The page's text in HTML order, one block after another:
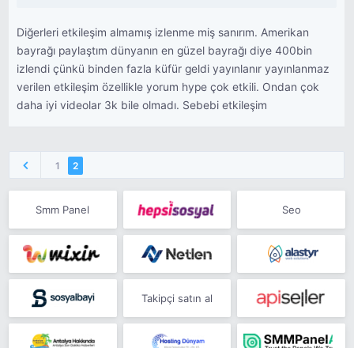
Diğerleri etkileşim almamış izlenme miş sanırım. Amerikan
bayrağı paylaştım dünyanın en güzel bayrağı diye 400bin
izlendi çünkü binden fazla küfür geldi yayınlanır yayınlanmaz
verilen etkileşim özellikle yorum hype çok etkili. Ondan çok
daha iyi videolar 3k bile olmadı. Sebebi etkileşim
1 2
Smm Panel Seo
Takipçi satın al